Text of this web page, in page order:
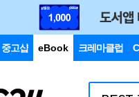
중고샵 eBook 크레마클럽